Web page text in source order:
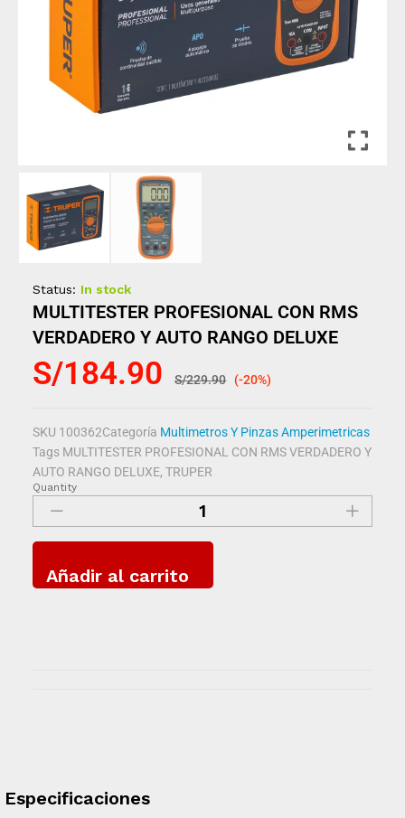
Status: In stock
MULTITESTER PROFESIONAL CON RMS
VERDADERO Y AUTO RANGO DELUXE
S/184.90 S/229.90 (-20%)
SKU 100362Categoría Multimetros Y Pinzas Amperimetricas
Tags MULTITESTER PROFESIONAL CON RMS VERDADERO Y
AUTO RANGO DELUXE,TRUPER
Quantity
Añadir al carrito
Especificaciones